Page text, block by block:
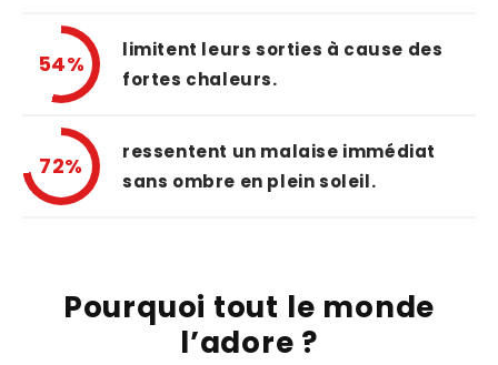
54%
limitent leurs sorties à cause des
fortes chaleurs.
72%
ressentent un malaise immédiat
sans ombre en plein soleil.
Pourquoi tout le monde
l’adore ?